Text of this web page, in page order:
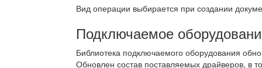
Вид операции выбирается при создании
Подключаемое
Библиотека подключаемого оборудования
Обновлен состав поставляемых драйверов, в